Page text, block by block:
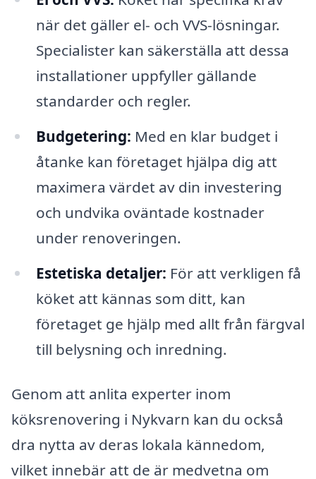
när det gäller el- och VVS-lösningar.
Specialister kan säkerställa att dessa
installationer uppfyller gällande
standarder och regler.
Budgetering: Med en klar budget i
åtanke kan företaget hjälpa dig att
maximera värdet av din investering
och undvika oväntade kostnader
under renoveringen.
Estetiska detaljer: För att verkligen få
köket att kännas som ditt, kan
företaget ge hjälp med allt från färgval
till belysning och inredning.
Genom att anlita experter inom
köksrenovering i Nykvarn kan du också
dra nytta av deras lokala kännedom,
vilket innebär att de är medvetna om